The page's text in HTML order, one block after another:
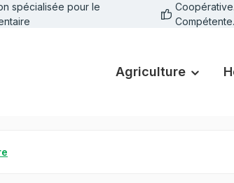
la navigation principale
spécialisée pour le
Compétente.
Agriculture